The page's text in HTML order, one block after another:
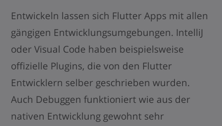
Entwickeln lassen sich Flutter Apps mit allen
gängigen Entwicklungsumgebungen. IntelliJ
oder Visual Code haben beispielsweise
offizielle Plugins, die von den Flutter
Entwicklern selber geschrieben wurden.
Auch Debuggen funktioniert wie aus der
nativen Entwicklung gewohnt sehr